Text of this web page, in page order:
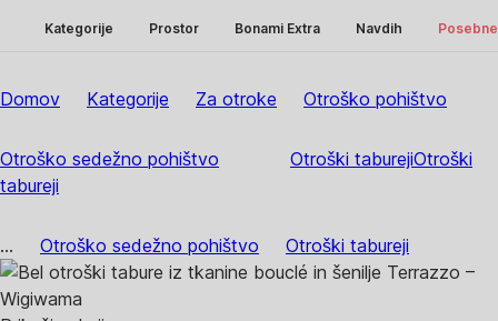
Kategorije Prostor Bonami Extra Navdih
Domov Kategorije Za otroke Otroško pohištvo
Otroško sedežno pohištvo Otroški taburejiOtroški
tabureji
... Otroško sedežno pohištvo Otroški tabureji